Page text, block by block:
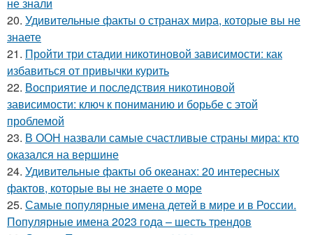
20. Удивительные факты о странах мира, которые вы не
знаете
21. Пройти три стадии никотиновой зависимости: как
избавиться от привычки курить
22. Восприятие и последствия никотиновой
зависимости: ключ к пониманию и борьбе с этой
проблемой
23. В ООН назвали самые счастливые страны мира: кто
оказался на вершине
24. Удивительные факты об океанах: 20 интересных
фактов, которые вы не знаете о море
25. Самые популярные имена детей в мире и в России.
Популярные имена 2023 года – шесть трендов